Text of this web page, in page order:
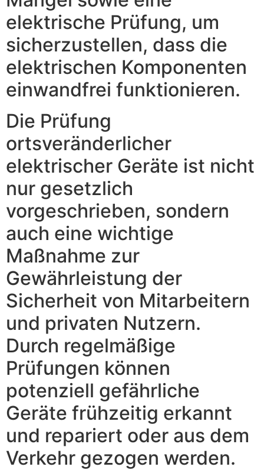
elektrische Prüfung, um
sicherzustellen, dass die
elektrischen Komponenten
einwandfrei funktionieren.
Die Prüfung
ortsveränderlicher
elektrischer Geräte ist nicht
nur gesetzlich
vorgeschrieben, sondern
auch eine wichtige
Maßnahme zur
Gewährleistung der
Sicherheit von Mitarbeitern
und privaten Nutzern.
Durch regelmäßige
Prüfungen können
potenziell gefährliche
Geräte frühzeitig erkannt
und repariert oder aus dem
Verkehr gezogen werden.